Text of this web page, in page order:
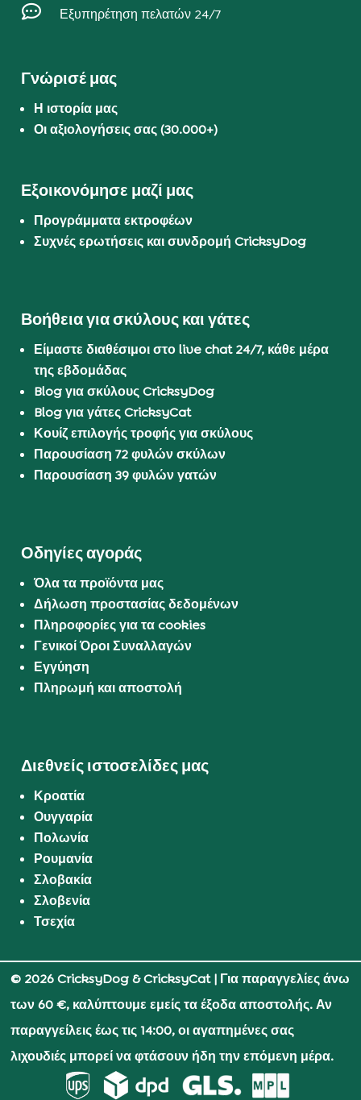
 Εξυπηρέτηση πελατών 24/7
Γνώρισέ μας
Η ιστορία μας
Οι αξιολογήσεις σας (30.000+)
Εξοικονόμησε μαζί μας
Προγράμματα εκτροφέων
Συχνές ερωτήσεις και συνδρομή CricksyDog
Βοήθεια για σκύλους και γάτες
Είμαστε διαθέσιμοι στο live chat 24/7, κάθε μέρα
της εβδομάδας
Blog για σκύλους CricksyDog
Blog για γάτες CricksyCat
Κουίζ επιλογής τροφής για σκύλους
Παρουσίαση 72 φυλών σκύλων
Παρουσίαση 39 φυλών γατών
Οδηγίες αγοράς
Όλα τα προϊόντα μας
Δήλωση προστασίας δεδομένων
Πληροφορίες για τα cookies
Γενικοί Όροι Συναλλαγών
Εγγύηση
Πληρωμή και αποστολή
Διεθνείς ιστοσελίδες μας
Κροατία
Ουγγαρία
Πολωνία
Ρουμανία
Σλοβακία
Σλοβενία
Τσεχία
© 2026 CricksyDog & CricksyCat| Για παραγγελίες άνω
των 60 €, καλύπτουμε εμείς τα έξοδα αποστολής. Αν
παραγγείλεις έως τις 14:00, οι αγαπημένες σας
λιχουδιές μπορεί να φτάσουν ήδη την επόμενη μέρα.